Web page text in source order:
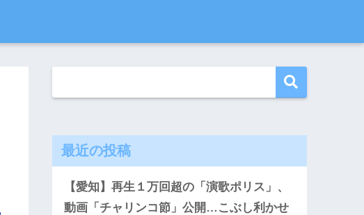
最近の投稿
【愛知】再生１万回超の「演歌ポリス」、
動画「チャリンコ節」公開…こぶし利かせ